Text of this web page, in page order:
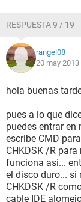
RESPUESTA 9 / 19
rangel08
20 may
hola buenas
pues a lo que
puedes entrar en
escribe CMD
CHKDSK /R
funciona asi...
el disco duro... si
CHKDSK /R
cable IDE